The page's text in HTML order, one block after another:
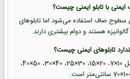
صاف استفاده می‌شود اما تابلوهای
ابعاد رایج تابلوهای ایمنی شامل 10×7، 20×15، 30×25، 40×30، 50×40،